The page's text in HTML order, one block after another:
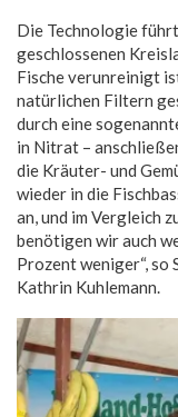
Die Technologie
geschlossenen
Fische verunreinigt
natürlichen Filtern
durch eine
in Nitrat –
die Kräuter- und
wieder in die
an, und im Vergleich
benötigen wir auch
Prozent weniger“,
Kathrin Kuhlemann.